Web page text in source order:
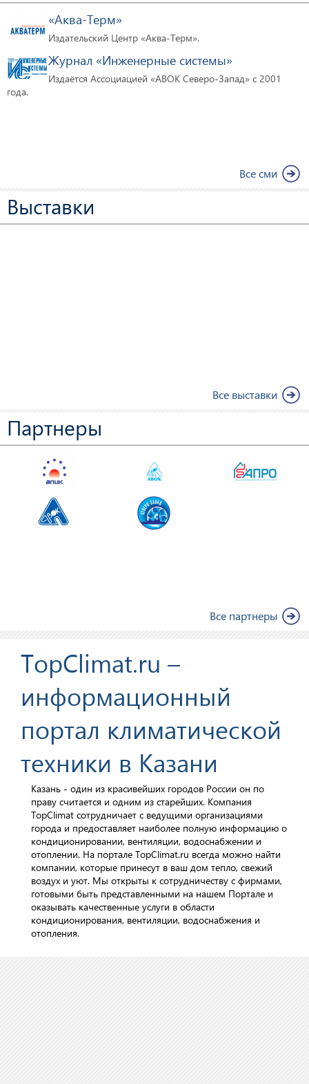
«Аква-Терм»
Издательский Центр «Аква-Терм».
Журнал «Инженерные системы»
Издаётся Ассоциацией «АВОК Северо-Запад» с 2001
года.
Все сми
Выставки
Все выставки
Партнеры
Все партнеры
TopClimat.ru –
информационный
портал климатической
техники в Казани
Казань - один из красивейших городов России он по
праву считается и одним из старейших. Компания
TopClimat сотрудничает с ведущими организациями
города и предоставляет наиболее полную информацию о
кондиционировании, вентиляции, водоснабжении и
отоплении. На портале TopClimat.ru всегда можно найти
компании, которые принесут в ваш дом тепло, свежий
воздух и уют. Мы открыты к сотрудничеству с фирмами,
готовыми быть представленными на нашем Портале и
оказывать качественные услуги в области
кондиционирования, вентиляции, водоснабжения и
отопления.